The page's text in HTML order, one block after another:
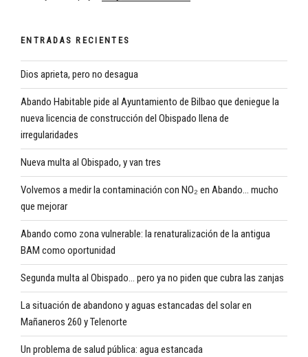
ENTRADAS RECIENTES
Dios aprieta, pero no desagua
Abando Habitable pide al Ayuntamiento de Bilbao que deniegue la
nueva licencia de construcción del Obispado llena de
irregularidades
Nueva multa al Obispado, y van tres
Volvemos a medir la contaminación con NO₂ en Abando… mucho
que mejorar
Abando como zona vulnerable: la renaturalización de la antigua
BAM como oportunidad
Segunda multa al Obispado… pero ya no piden que cubra las zanjas
La situación de abandono y aguas estancadas del solar en
Mañaneros 260 y Telenorte
Un problema de salud pública: agua estancada